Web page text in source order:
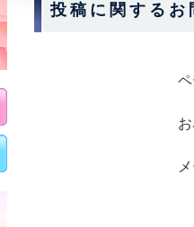
投稿に関するお